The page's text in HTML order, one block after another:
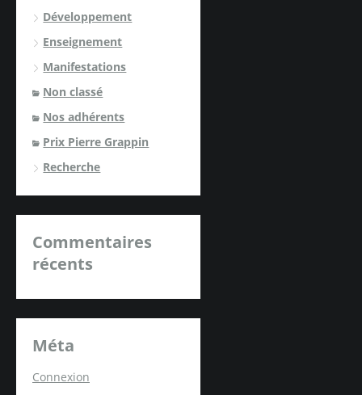
Développement
Enseignement
Manifestations
Non classé
Nos adhérents
Prix Pierre Grappin
Recherche
Commentaires
récents
Méta
Connexion